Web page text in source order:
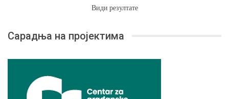
Види резултате
Сарадња на пројектима